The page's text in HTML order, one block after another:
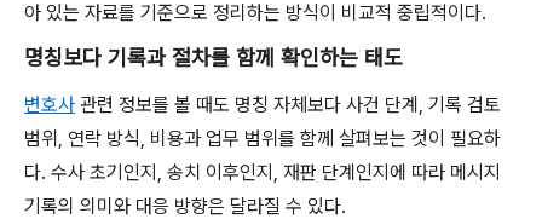
아 있는 자료를 기준으로 정리하는 방식이 비교적 중립적이다.
명칭보다 기록과 절차를 함께 확인하는 태도
변호사 관련 정보를 볼 때도 명칭 자체보다 사건 단계, 기록 검토
범위, 연락 방식, 비용과 업무 범위를 함께 살펴보는 것이 필요하
다. 수사 초기인지, 송치 이후인지, 재판 단계인지에 따라 메시지
기록의 의미와 대응 방향은 달라질 수 있다.